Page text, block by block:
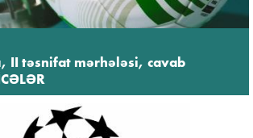
II təsnifat mərhələsi, cavab